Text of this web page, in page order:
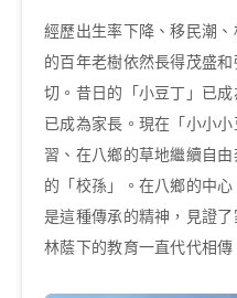
經歷出生率下降、移民潮
的百年老樹依然長得茂盛
切。昔日的「小豆丁」已成
已成為家長。現在「小小
習、在八鄉的草地繼續自
的「校孫」。在八鄉的中
是這種傳承的精神，見證
林蔭下的教育一直代代相傳